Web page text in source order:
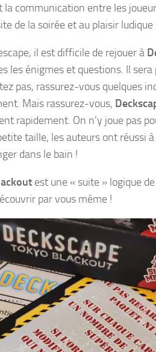
communication entre les
de la soirée et au plaisir ludique
il est difficile de rejouer à
les énigmes et questions. Il
pas, rassurez-vous quelques
Mais rassurez-vous,
rapidement. On n’y joue pas
taille, les auteurs ont réussi
dans le bain !
est une « suite » logique
par vous même !